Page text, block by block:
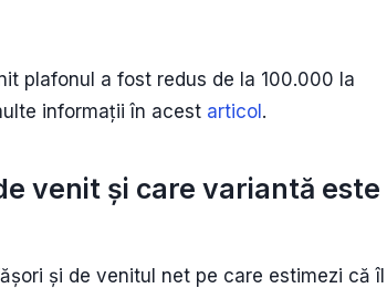
plafonul a fost redus de la 100.000 la
informații în acest articol .
venit și care variantă este
și de venitul net pe care estimezi că îl